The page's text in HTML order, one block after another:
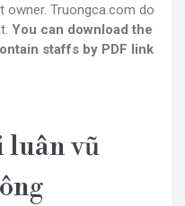
Truongca.com do
You can download the
staffs by PDF link
luân vũ